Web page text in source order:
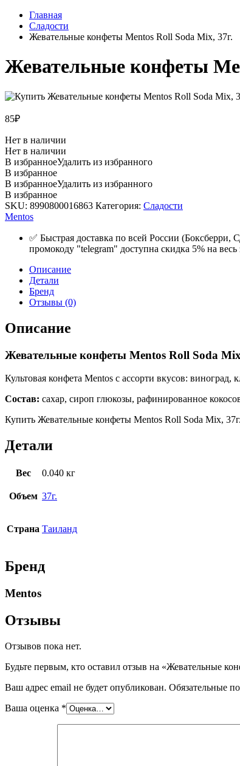
Главная
Сладости
Жевательные конфеты Mentos Roll Soda Mix, 37г.
Жевательные конфеты
85₽
Нет в наличии
Нет в наличии
В избранноеУдалить из избранного
В избранное
В избранноеУдалить из избранного
В избранное
SKU: 8990800016863 Категория: Сладости
Mentos
✅ Быстрая доставка по всей России
промокоду "telegram" доступна скидка 5% на весь
Описание
Детали
Бренд
Отзывы (0)
Описание
Жевательные конфеты Mentos Roll Soda
Культовая конфета Mentos с ассорти вкусов:
Состав: сахар, сироп глюкозы, рафинированное
Купить Жевательные конфеты Mentos Roll Soda Mix,
Детали
Вес 0.040 кг
Объем 37г.
Страна Таиланд
Бренд
Mentos
Отзывы
Отзывов пока нет.
Будьте первым, кто оставил отзыв на «Жевательные
Ваш адрес email не будет опубликован. Обязательные
Ваша оценка *